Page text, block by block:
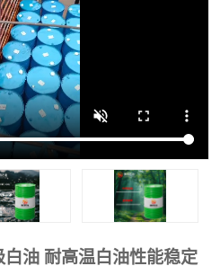
油 耐高温白油性能稳定